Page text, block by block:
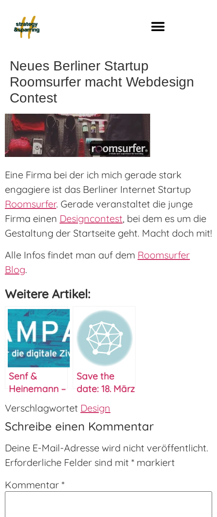
Neues Berliner Startup
Roomsurfer macht Webdesign
Contest
Eine Firma bei der ich mich gerade stark
engagiere ist das Berliner Internet Startup
Roomsurfer. Gerade veranstaltet die junge
Firma einen Designcontest, bei dem es um die
Gestaltung der Startseite geht. Macht doch mit!
Alle Infos findet man auf dem Roomsurfer
Blog.
Weitere Artikel:
Senf &
Heinemann –
2014 –
Multichannel
Analyse
Save the
date: 18. März
2011 –
Startup
Verschlagwortet Design
Schreibe einen Kommentar
Deine E-Mail-Adresse wird nicht veröffentlicht.
Erforderliche Felder sind mit * markiert
Kommentar *